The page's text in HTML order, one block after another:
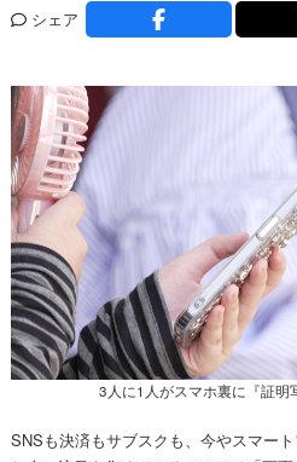
シェア
3人に1人がスマホ裏に『証明
SNSも決済もサブスクも、今やスマー